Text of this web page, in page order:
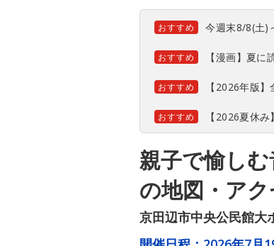
おすすめ 今週末8/8(土)
おすすめ 【漫画】夏
おすすめ 【2026年版
おすすめ 【2026夏休
親子で愉し
の地図・ア
京田辺市中央公民館大